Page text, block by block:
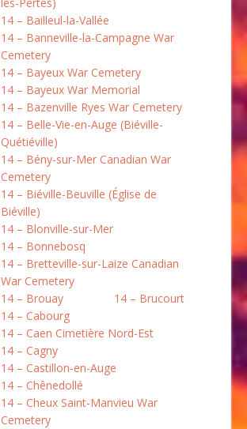
14 – Bailleul-la-Vallée
14 – Banneville-la-Campagne War
Cemetery
14 – Bayeux War Cemetery
14 – Bayeux War Memorial
14 – Bazenville Ryes War Cemetery
14 – Belle-Vie-en-Auge (Biéville-
Quétiéville)
14 – Bény-sur-Mer Canadian War
Cemetery
14 – Biéville-Beuville (Église de
Biéville)
14 – Blonville-sur-Mer
14 – Bonnebosq
14 – Bretteville-sur-Laize Canadian
War Cemetery
14 – Brouay
14 – Brucourt
14 – Cabourg
14 – Caen Cimetière Nord-Est
14 – Cagny
14 – Castillon-en-Auge
14 – Chênedollé
14 – Cheux Saint-Manvieu War
Cemetery